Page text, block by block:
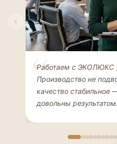
Елена Соколова
ДИЗАЙНЕР ИНТЕРЬЕРОВ
Работаем с ЭКОЛЮКС
Производство не
качество стабильное
довольны результатом.